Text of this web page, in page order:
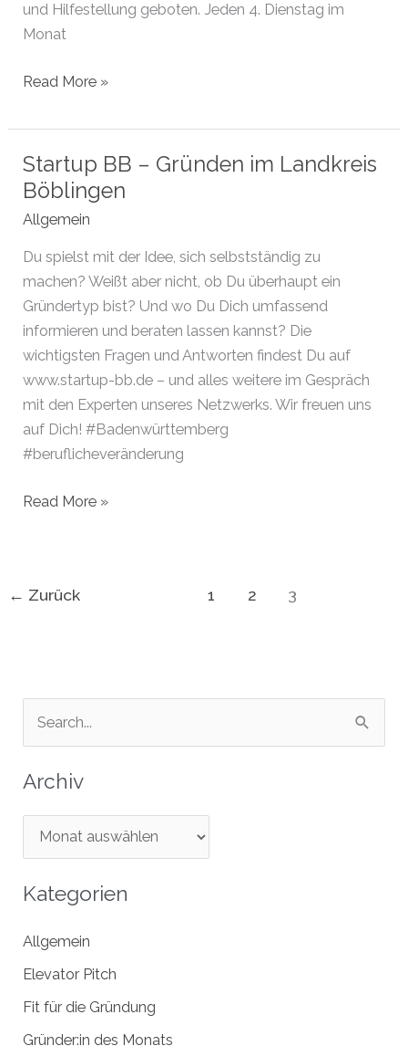
und Hilfestellung geboten. Jeden 4. Dienstag im
Monat
Herrenberg:
Read More »
Startup BB – Gründen im Landkreis
Böblingen
Allgemein
Du spielst mit der Idee, sich selbstständig zu
machen? Weißt aber nicht, ob Du überhaupt ein
Gründertyp bist? Und wo Du Dich umfassend
informieren und beraten lassen kannst? Die
wichtigsten Fragen und Antworten findest Du auf
www.startup-bb.de – und alles weitere im Gespräch
mit den Experten unseres Netzwerks. Wir freuen uns
auf Dich! #Badenwürttemberg
#beruflicheveränderung
Startup
im
Read More »
← Zurück 1 2 3
n
n
c
h
:
Archiv
r
c
i
v
Kategorien
Allgemein
Elevator Pitch
Fit für die Gründung
Gründer:in des Monats